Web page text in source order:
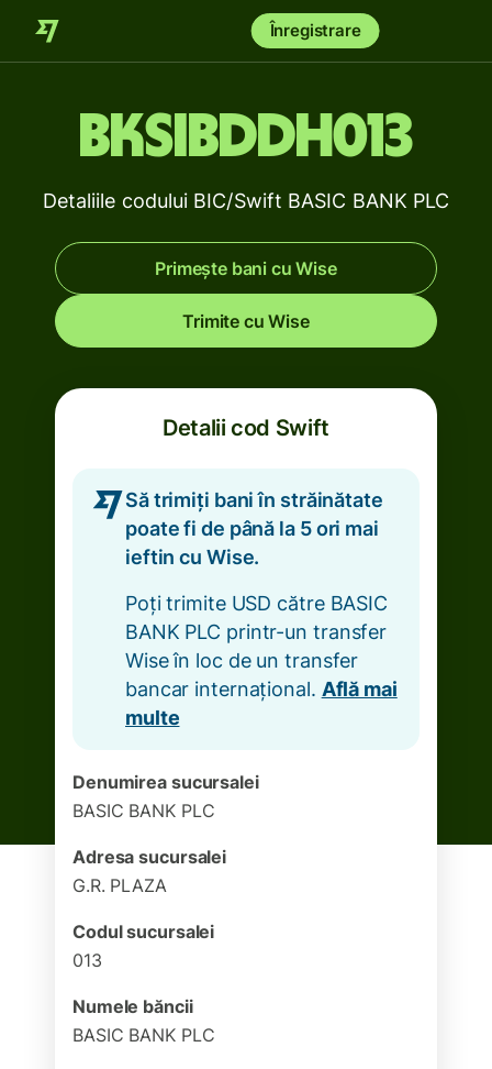
Înregistrare
BKSIBDDH013
Detaliile codului BIC/Swift BASIC BANK PLC
Primește bani cu Wise
Trimite cu Wise
Detalii cod Swift
Să trimiți bani în străinătate
poate fi de până la 5 ori mai
ieftin cu Wise.
Poți trimite USD către BASIC
BANK PLC printr-un transfer
Wise în loc de un transfer
bancar internațional. Află mai
multe
Denumirea sucursalei
BASIC BANK PLC
Adresa sucursalei
G.R. PLAZA
Codul sucursalei
013
Numele băncii
BASIC BANK PLC